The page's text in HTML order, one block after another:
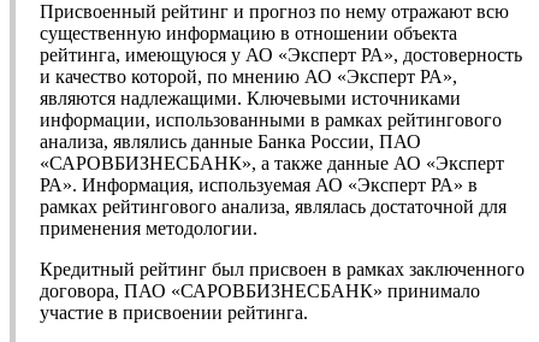
Присвоенный рейтинг и прогноз по нему отражают всю
существенную информацию в отношении объекта
рейтинга, имеющуюся у АО «Эксперт РА», достоверность
и качество которой, по мнению АО «Эксперт РА»,
являются надлежащими. Ключевыми источниками
информации, использованными в рамках рейтингового
анализа, являлись данные Банка России, ПАО
«САРОВБИЗНЕСБАНК», а также данные АО «Эксперт
РА». Информация, используемая АО «Эксперт РА» в
рамках рейтингового анализа, являлась достаточной для
применения методологии.
Кредитный рейтинг был присвоен в рамках заключенного
договора, ПАО «САРОВБИЗНЕСБАНК» принимало
участие в присвоении рейтинга.